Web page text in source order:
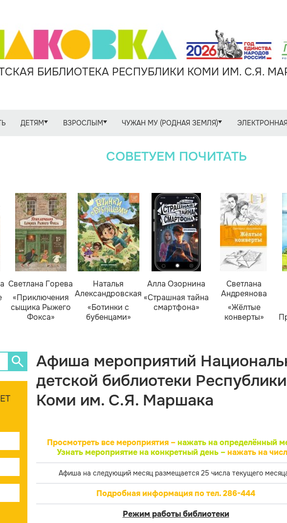
БИБЛИОТЕКА РЕСПУБЛИКИ КОМИ ИМ. С.Я.
ДЕТЯМ ВЗРОСЛЫМ ЧУЖАН МУ (РОДНАЯ ЗЕМЛЯ)
СОВЕТУЕМ ПОЧИТАТЬ
Светлана Горева
«Приключения
сыщика Рыжего
Фокса»
Наталья
Александровская
«Ботинки с
бубенцами»
Алла Озорнина
«Страшная тайна
смартфона»
Светлана
Андреянова
«Жёлтые
конверты»
Афиша мероприятий
детской библиотеки Республики
Коми им. С.Я. Маршака
Просмотреть все мероприятия – нажать на определённый
Узнать мероприятие на конкретный день –нажать на
Афиша на следующий месяц размещается 25 числа текущего
Подробная информация по тел. 286-444
Режим работы библиотеки